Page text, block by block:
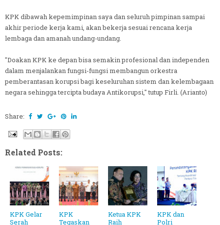
KPK dibawah kepemimpinan saya dan seluruh pimpinan sampai
akhir periode kerja kami, akan bekerja sesuai rencana kerja
lembaga dan amanah undang-undang.
"Doakan KPK ke depan bisa semakin profesional dan independen
dalam menjalankan fungsi-fungsi membangun orkestra
pemberantasan korupsi bagi keseluruhan sistem dan kelembagaan
negara sehingga tercipta budaya Antikorupsi," tutup Firli. (Arianto)
Share:
Related Posts:
KPK Gelar
Serah
KPK
Tegaskan
Ketua KPK
Raih
KPK dan
Polri